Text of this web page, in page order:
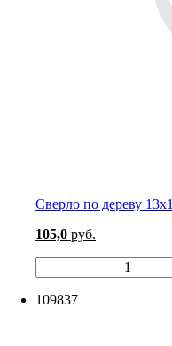
Сверло по дереву
105,0 руб.
109837